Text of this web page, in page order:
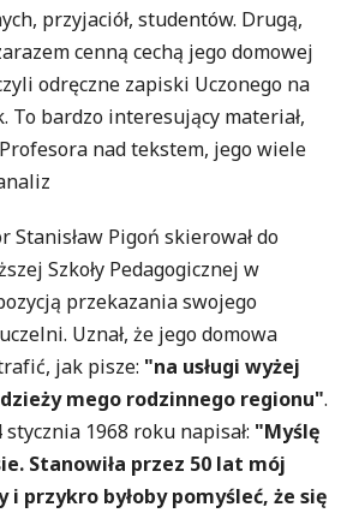
przyjaciół, studentów. Drugą,
cenną cechą jego domowej
odręczne zapiski Uczonego na
To bardzo interesujący materiał,
nad tekstem, jego wiele
Stanisław Pigoń skierował do
Szkoły Pedagogicznej w
przekazania swojego
Uznał, że jego domowa
jak pisze: "na usługi wyżej
mego rodzinnego regionu".
1968 roku napisał: "Myślę
Stanowiła przez 50 lat mój
przykro byłoby pomyśleć, że się